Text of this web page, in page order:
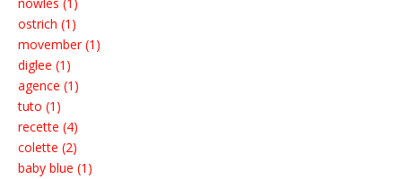
nowles (1)
ostrich (1)
movember (1)
diglee (1)
agence (1)
tuto (1)
recette (4)
colette (2)
baby blue (1)